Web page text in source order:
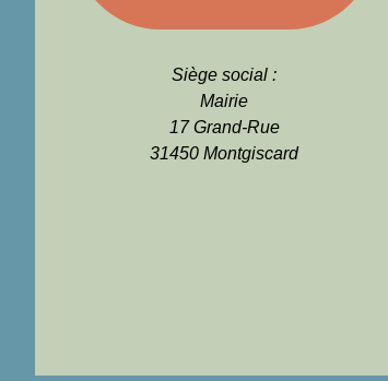
Siège social :
Mairie
17 Grand-Rue
31450 Montgiscard